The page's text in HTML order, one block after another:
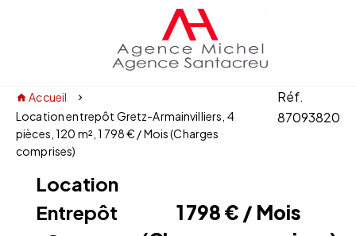
Accueil
Location entrepôt Gretz-Armainvilliers, 4
pièces, 120 m², 1 798 € / Mois (Charges
comprises)
Réf.
87093820
Location
Entrepôt
1 798 € / Mois